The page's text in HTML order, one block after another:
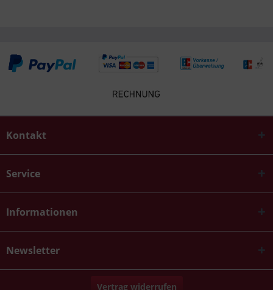
Kontakt
Service
Informationen
Newsletter
Vertrag widerrufen